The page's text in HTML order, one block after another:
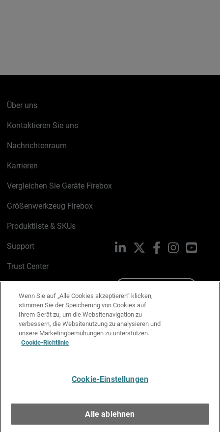
Über uns
Kontaktieren Sie uns
Nachrichtenraum
Karrieren
Vergleichen Sie Geräte Firebox
Größenwerkzeug Firebox
Produktliste & SKUs
Support
Trust Center
Cookie-Richtlinie
Datenschutzrichtlinie
Media & Brand Kit
LinkedIn FacebookInstagram
Wenn Sie auf „Alle Cookies akzeptieren“ klicken,
stimmen Sie der Speicherung von Cookies auf
Ihrem Gerät zu, um die Websitenavigation zu
verbessern, die Websitenutzung zu analysieren und
unsere Marketingbemühungen zu unterstützen.
Cookie-Richtlinie
Cookie-Einstellungen
Alle ablehnen